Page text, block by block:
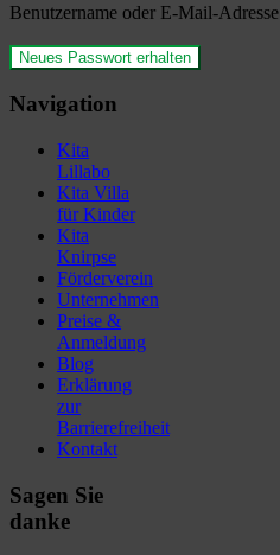
Benutzername oder E-Mail-Adresse
Navigation
Kita
Lillabo
Kita Villa
für Kinder
Kita
Knirpse
Förderverein
Unternehmen
Preise &
Anmeldung
Blog
Erklärung
zur
Barrierefreiheit
Kontakt
Sagen Sie
danke